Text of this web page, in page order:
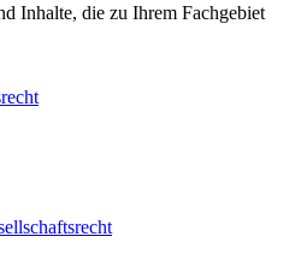
Inhalte, die zu Ihrem Fachgebiet